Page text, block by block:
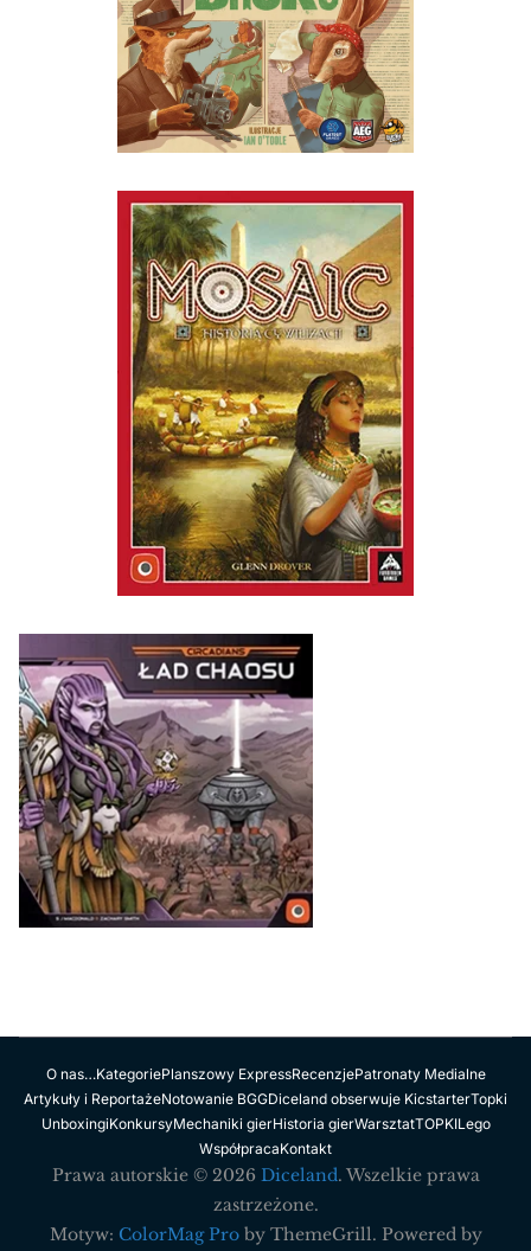
O nas…KategoriePlanszowy ExpressRecenzjePatronaty Medialne
Artykuły i ReportażeNotowanie BGGDiceland obserwuje KicstarterTopki
UnboxingiKonkursyMechaniki gierHistoria gierWarsztatTOPKILego
WspółpracaKontakt
Prawa autorskie © 2026 Diceland. Wszelkie prawa
zastrzeżone.
Motyw: ColorMag Proby ThemeGrill. Powered by